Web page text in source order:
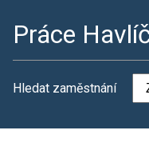
Práce
Hledat zaměstnání